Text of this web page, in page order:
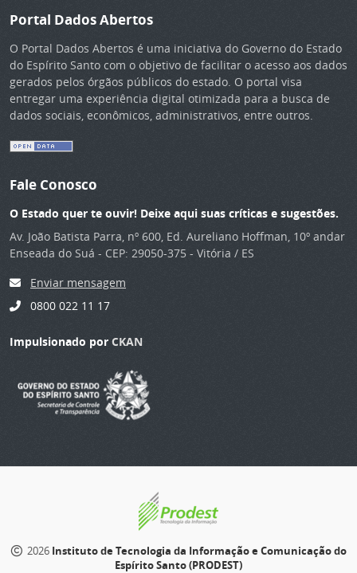
Portal Dados Abertos
O Portal Dados Abertos é uma iniciativa do Governo do Estado
do Espírito Santo com o objetivo de facilitar o acesso aos dados
gerados pelos órgãos públicos do estado. O portal visa
entregar uma experiência digital otimizada para a busca de
dados sociais, econômicos, administrativos, entre outros.
Fale Conosco
O Estado quer te ouvir! Deixe aqui suas críticas e sugestões.
Av. João Batista Parra, nº 600, Ed. Aureliano Hoffman, 10º andar
Enseada do Suá - CEP: 29050-375 - Vitória / ES
Enviar mensagem
0800 022 11 17
Impulsionado por CKAN
2026 Instituto de Tecnologia da Informação e Comunicação do
Espírito Santo (PRODEST)